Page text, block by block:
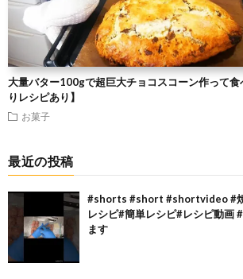
大量バター100gで超巨大チョコスコーン作って
りレシピあり】
お菓子
最近の投稿
#shorts #short #shortvideo #
レシピ#簡単レシピ#レシピ動画
ます